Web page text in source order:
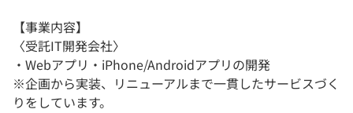
【事業内容】
〈受託IT開発会社〉
・Webアプリ・iPhone/Androidアプリの開発
※企画から実装、リニューアルまで一貫したサービスづく
りをしています。